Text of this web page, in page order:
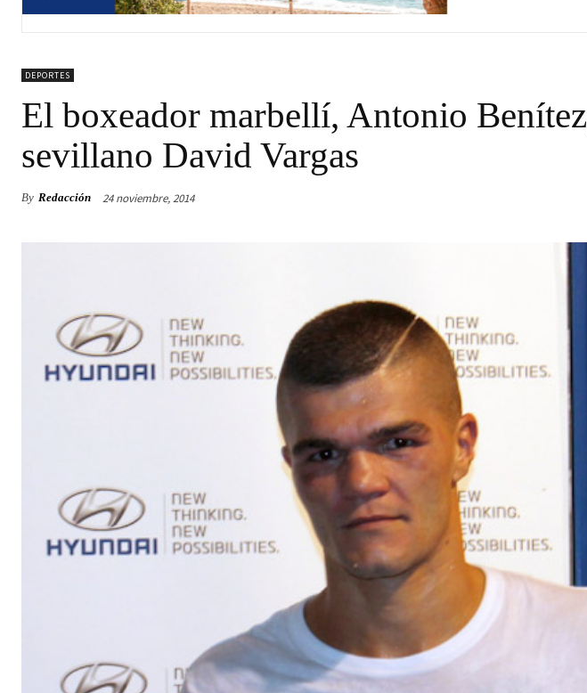
DEPORTES
El boxeador marbellí, Antonio
sevillano David Vargas
By Redacción 24 noviembre, 2014